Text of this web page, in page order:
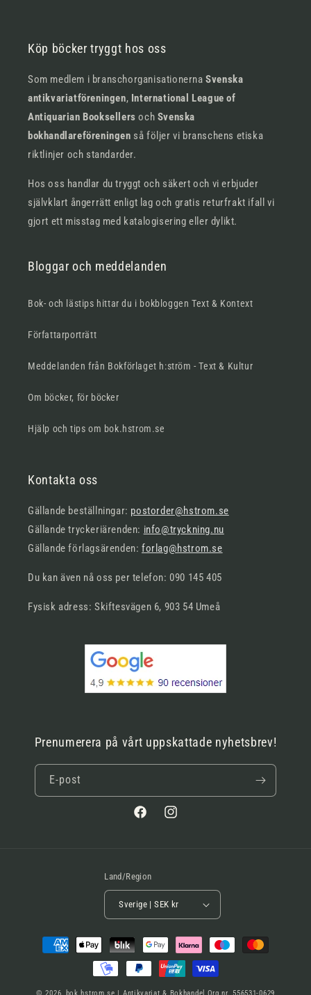
Köp böcker tryggt hos oss
Som medlem i branschorganisationernaSvenska
antikvariatföreningen, International League of
Antiquarian Booksellersoch Svenska
bokhandlareföreningen så följer vi branschens etiska
riktlinjer och standarder.
Hos oss handlar du tryggt och säkert och vi erbjuder
självklart ångerrätt enligt lag och gratis returfrakt ifall vi
gjort ett misstag med katalogisering eller dylikt.
Bloggar och meddelanden
Bok- och lästips hittar du i bokbloggen Text & Kontext
Författarporträtt
Meddelanden från Bokförlaget h:ström - Text & Kultur
Om böcker, för böcker
Hjälp och tips om bok.hstrom.se
Kontakta oss
Gällande beställningar: postorder@hstrom.se
Gällande tryckeriärenden: info@tryckning.nu
Gällande förlagsärenden:forlag@hstrom.se
Du kan även nå oss per telefon: 090 145 405
Fysisk adress: Skiftesvägen 6, 903 54 Umeå
Prenumerera på vårt uppskattade nyhetsbrev!
E-post
FacebookInstagram
Land/Region
Sverige | SEK kr
Betalningsmetoder
© 2026, bok.hstrom.se | Antikvariat & Bokhandel Org.nr. 556531-0629